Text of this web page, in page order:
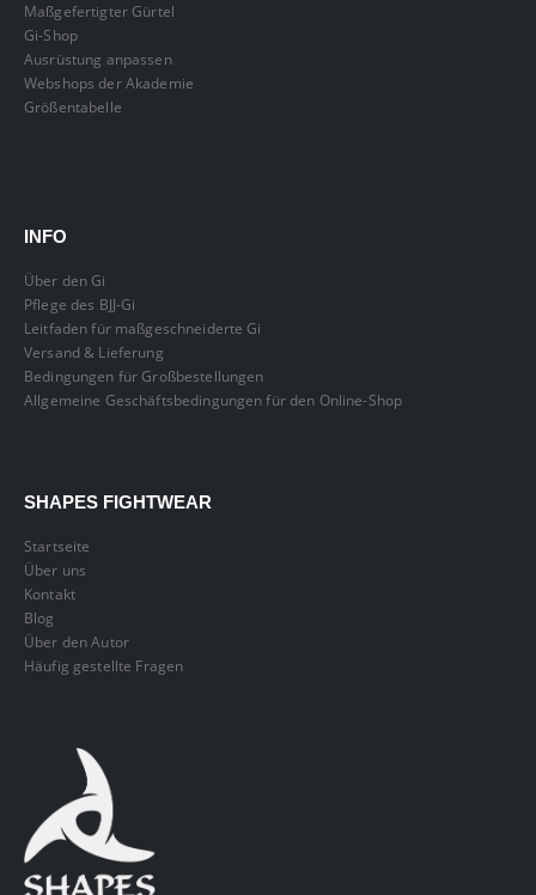
Maßgefertigter Gürtel
Gi-Shop
Ausrüstung anpassen
Webshops der Akademie
Größentabelle
INFO
Über den Gi
Pflege des BJJ-Gi
Leitfaden für maßgeschneiderte Gi
Versand & Lieferung
Bedingungen für Großbestellungen
Allgemeine Geschäftsbedingungen für den Online-Shop
SHAPES FIGHTWEAR
Startseite
Über uns
Kontakt
Blog
Über den Autor
Häufig gestellte Fragen